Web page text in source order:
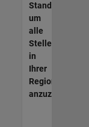
Standort,
um
alle
Stellenangebote
in
Ihrer
Region
anzuzeigen.